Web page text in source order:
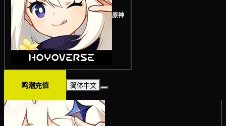
原神
鸣潮充值 简体中文